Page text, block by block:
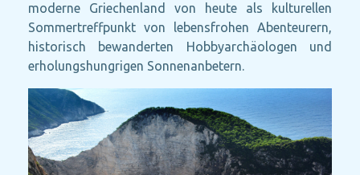
moderne Griechenland von heute als kulturellen
Sommertreffpunkt von lebensfrohen Abenteurern,
historisch bewanderten Hobbyarchäologen und
erholungshungrigen Sonnenanbetern.